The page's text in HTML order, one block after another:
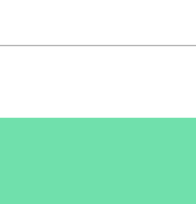
Odú kihelyezésre